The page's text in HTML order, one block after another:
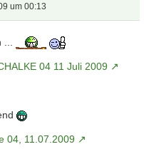
um 00:13
...
04 11 Juli 2009
04, 11.07.2009